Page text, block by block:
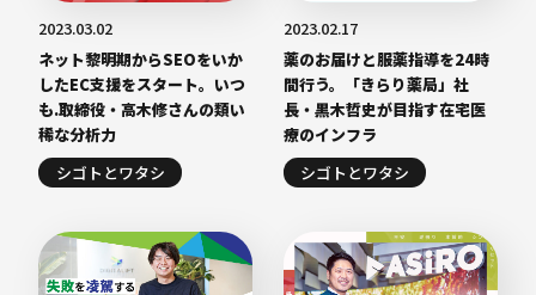
2023.03.02
ネット黎明期からSEOをいか
したEC支援をスタート。いつ
も.取締役・高木修さんの類い
稀な分析力
シゴトとワタシ
2023.02.17
薬のお届けと服薬指導を24時
間行う。「きらり薬局」社
長・黒木哲史が目指す在宅医
療のインフラ
シゴトとワタシ